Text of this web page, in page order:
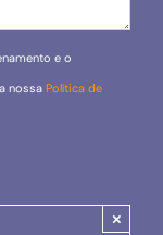
e o
nossa Política de
×